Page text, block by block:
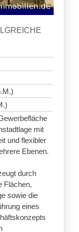
mit
und flexibler
Ebenen.
durch
Flächen,
sowie die
eines